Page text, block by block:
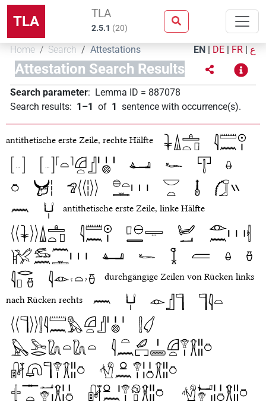
TLA TLA
2.5.1 (20)
Home Search Attestations EN | DE | FR | ع
Attestation Search Results
Search parameter: Lemma ID = 887078
Search results: 1–1 of 1 sentence with occurrence(s).
antithetische erste Zeile, rechte Hälfte
antithetische erste Zeile, linke Hälfte
durchgängige Zeilen von Rücken links
nach Rücken rechts